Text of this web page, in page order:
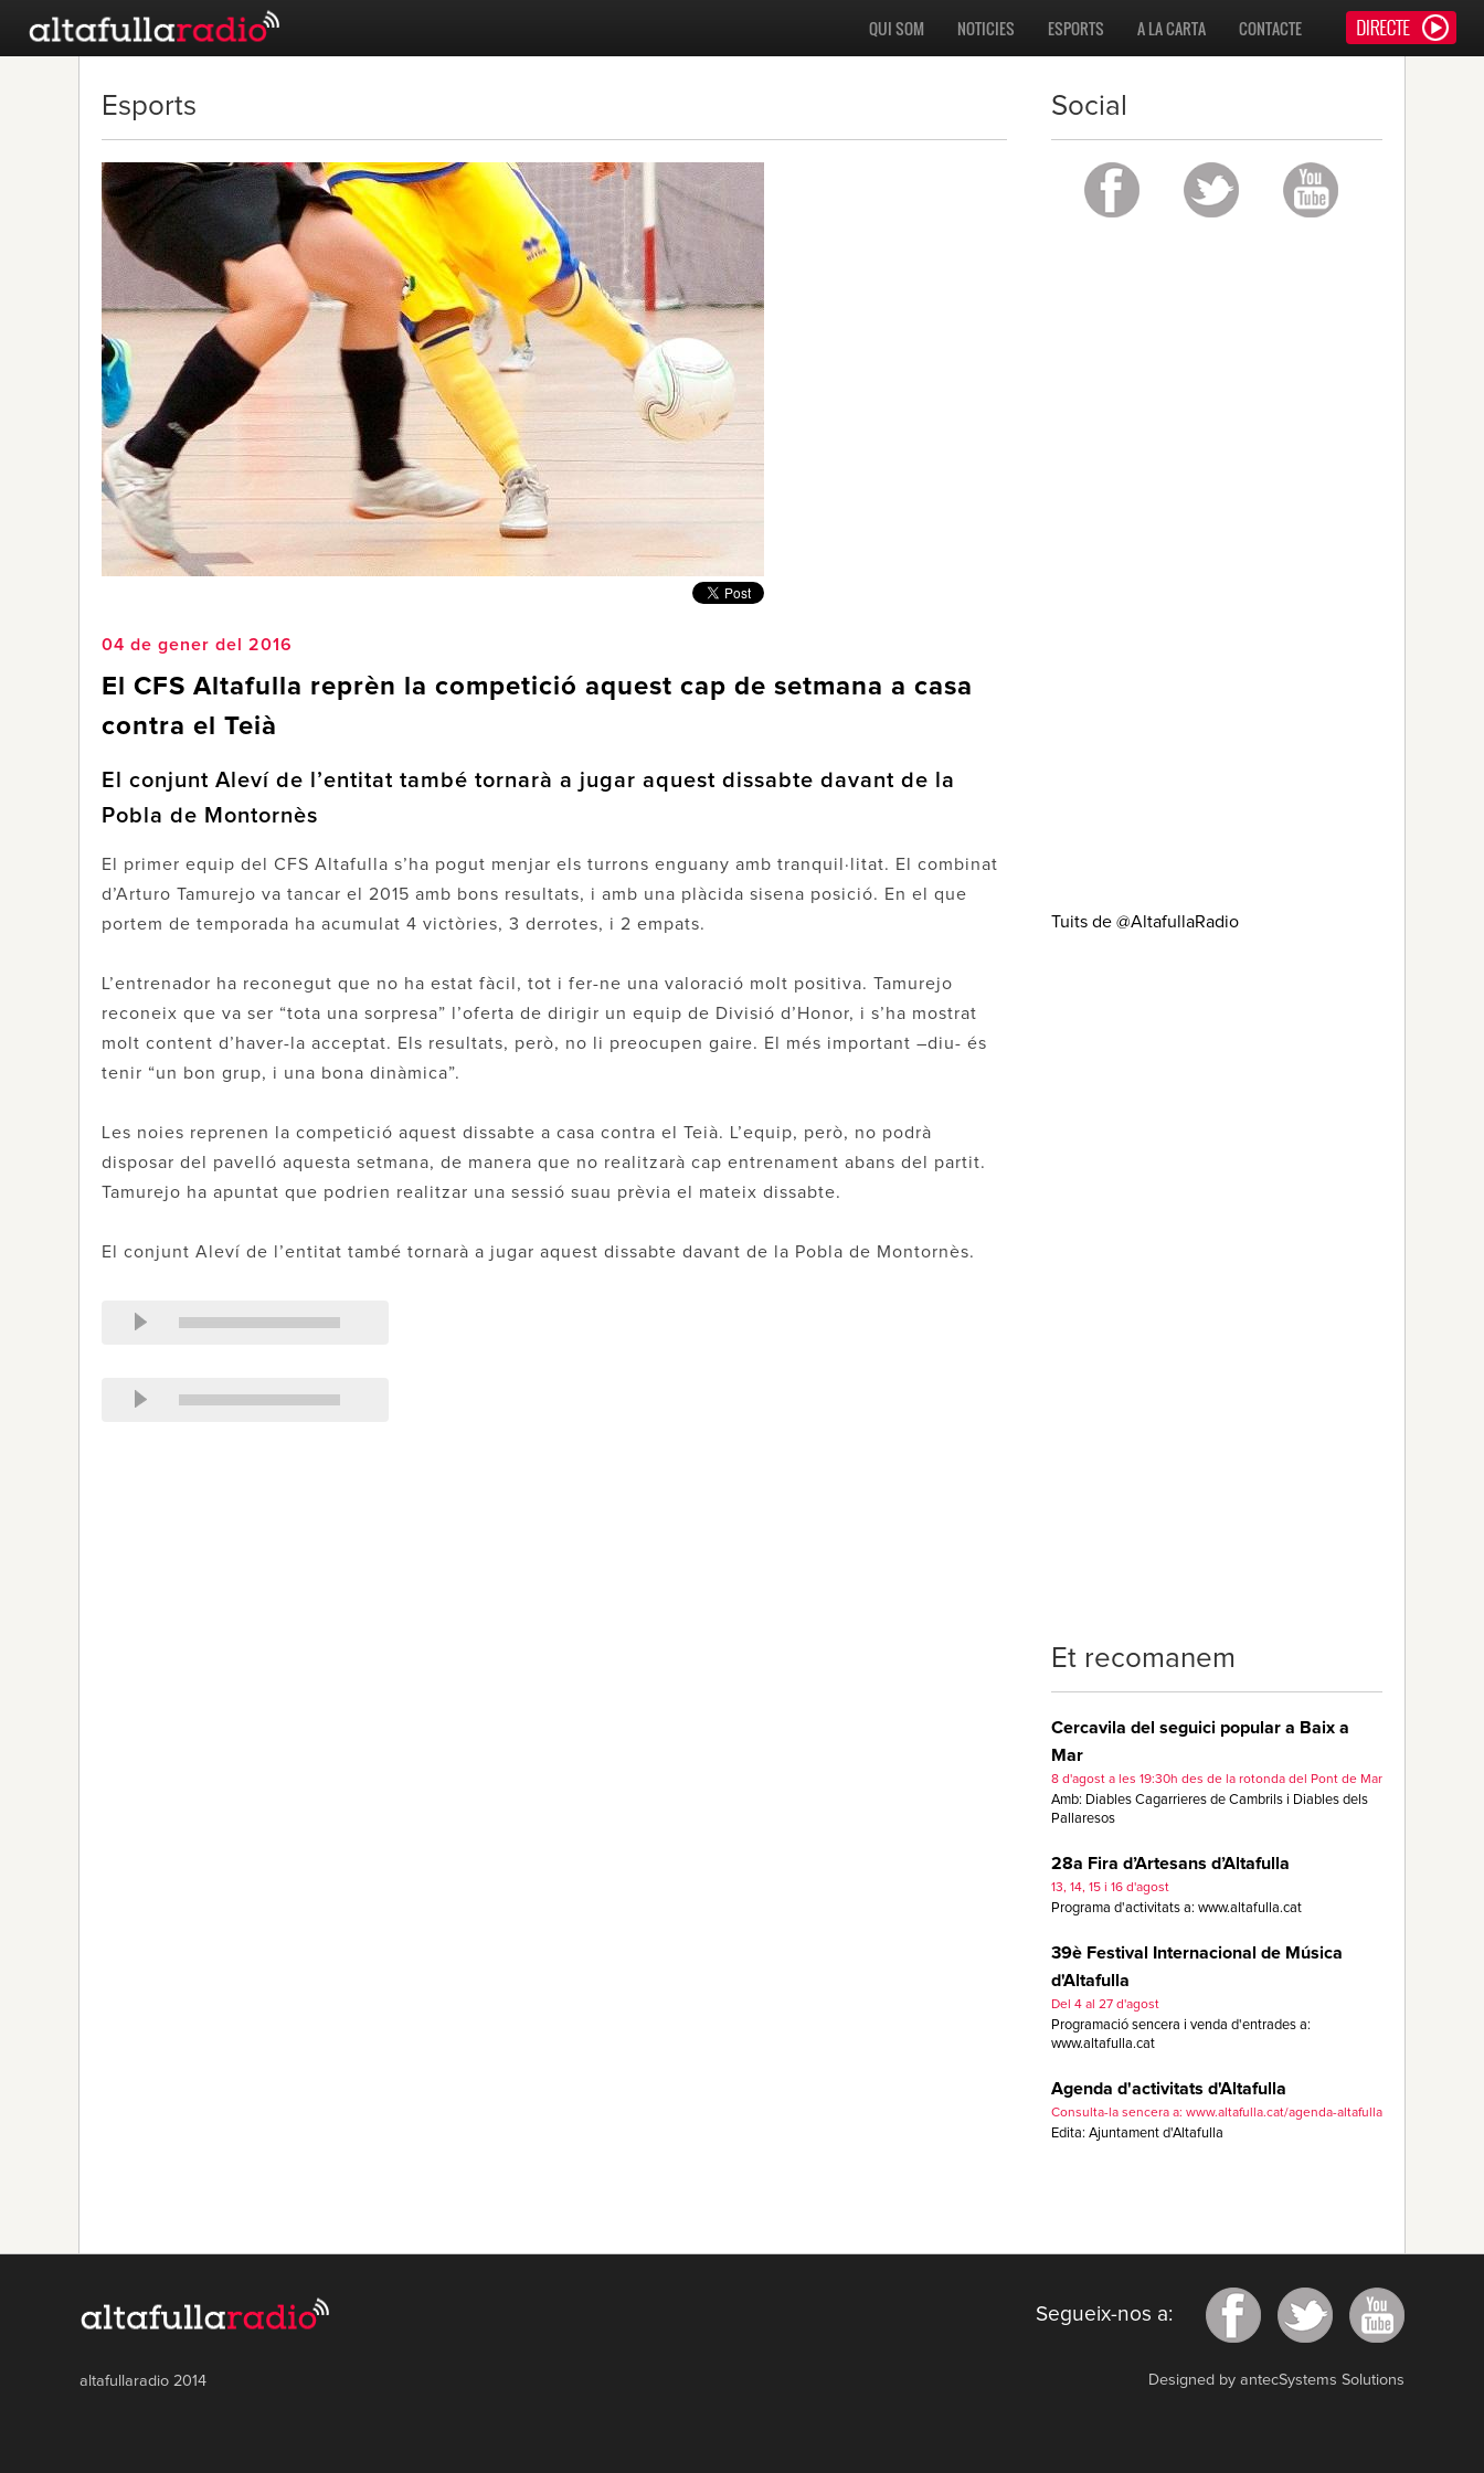
CONTACTE
A LA CARTA
ESPORTS
NOTICIES
QUI SOM
Esports
04 de gener del 2016
El CFS Altafulla reprèn la competició aquest cap de setmana a casa
contra el Teià
El conjunt Aleví de l’entitat també tornarà a jugar aquest dissabte davant de la
Pobla de Montornès
El primer equip del CFS Altafulla s’ha pogut menjar els turrons enguany amb tranquil·litat. El combinat
d’Arturo Tamurejo va tancar el 2015 amb bons resultats, i amb una plàcida sisena posició. En el que
portem de temporada ha acumulat 4 victòries, 3 derrotes, i 2 empats.
L’entrenador ha reconegut que no ha estat fàcil, tot i fer-ne una valoració molt positiva. Tamurejo
reconeix que va ser “tota una sorpresa” l’oferta de dirigir un equip de Divisió d’Honor, i s’ha mostrat
molt content d’haver-la acceptat. Els resultats, però, no li preocupen gaire. El més important –diu- és
tenir “un bon grup, i una bona dinàmica”.
Les noies reprenen la competició aquest dissabte a casa contra el Teià. L’equip, però, no podrà
disposar del pavelló aquesta setmana, de manera que no realitzarà cap entrenament abans del partit.
Tamurejo ha apuntat que podrien realitzar una sessió suau prèvia el mateix dissabte.
El conjunt Aleví de l’entitat també tornarà a jugar aquest dissabte davant de la Pobla de Montornès.
Social
Tuits de @AltafullaRadio
Et recomanem
Cercavila del seguici popular a Baix a
Mar
8 d'agost a les 19:30h des de la rotonda del Pont de Mar
Amb: Diables Cagarrieres de Cambrils i Diables dels
Pallaresos
28a Fira d’Artesans d’Altafulla
13, 14, 15 i 16 d'agost
Programa d'activitats a: www.altafulla.cat
39è Festival Internacional de Música
d'Altafulla
Del 4 al 27 d'agost
Programació sencera i venda d'entrades a:
www.altafulla.cat
Agenda d'activitats d'Altafulla
Consulta-la sencera a: www.altafulla.cat/agenda-altafulla
Edita: Ajuntament d'Altafulla
altafullaradio 2014
Segueix-nos a:
Designed by antecSystems Solutions